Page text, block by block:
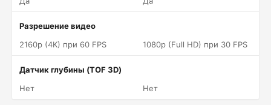
Разрешение видео
2160p (4K) при 60 FPS
1080p (Full HD) при 30 FPS
Датчик глубины (TOF 3D)
Нет
Нет